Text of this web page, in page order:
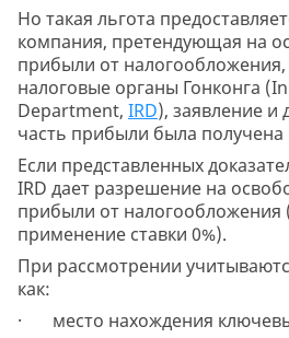
Но такая льгота
компания, претендующая на
прибыли от
налоговые органы Гонконга
Department, IRD), заявление и
часть прибыли была получена
Если представленных
IRD дает разрешение на
прибыли от налогообложения
применение ставки 0%).
При рассмотрении
как:
· место нахождения